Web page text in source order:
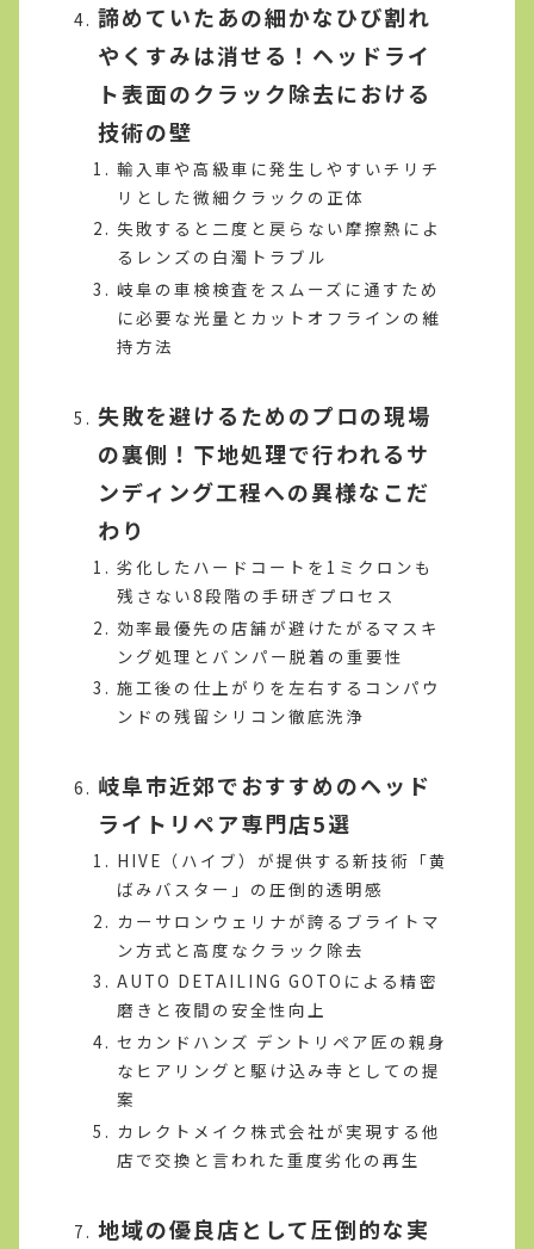
諦めていたあの細かなひび割れ
やくすみは消せる！ヘッドライ
ト表面のクラック除去における
技術の壁
輸入車や高級車に発生しやすいチリチ
リとした微細クラックの正体
失敗すると二度と戻らない摩擦熱によ
るレンズの白濁トラブル
岐阜の車検検査をスムーズに通すため
に必要な光量とカットオフラインの維
持方法
失敗を避けるためのプロの現場
の裏側！下地処理で行われるサ
ンディング工程への異様なこだ
わり
劣化したハードコートを1ミクロンも
残さない8段階の手研ぎプロセス
効率最優先の店舗が避けたがるマスキ
ング処理とバンパー脱着の重要性
施工後の仕上がりを左右するコンパウ
ンドの残留シリコン徹底洗浄
岐阜市近郊でおすすめのヘッド
ライトリペア専門店5選
HIVE（ハイブ）が提供する新技術「黄
ばみバスター」の圧倒的透明感
カーサロンウェリナが誇るブライトマ
ン方式と高度なクラック除去
AUTO DETAILING GOTOによる精密
磨きと夜間の安全性向上
セカンドハンズ デントリペア匠の親身
なヒアリングと駆け込み寺としての提
案
カレクトメイク株式会社が実現する他
店で交換と言われた重度劣化の再生
地域の優良店として圧倒的な実